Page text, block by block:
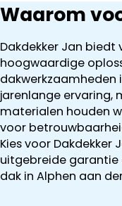
Waarom
Dakdekker Jan biedt
hoogwaardige
dakwerkzaamheden
jarenlange ervaring,
materialen houden
voor
Kies voor Dakdekker
uitgebreide garantie
dak in Alphen aan